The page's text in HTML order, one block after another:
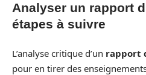
Analyser un rapport
étapes à suivre
L’analyse critique d’un rapport
pour en tirer des